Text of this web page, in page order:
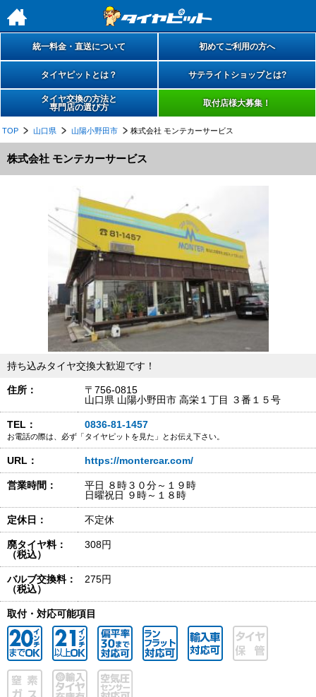
h
統一料金・直送について 初めてご利用の方へ
タイヤピットとは？ サテライトショップとは?
タイヤ交換の方法と
専門店の選び方
取付店様大募集！
TOP 山口県 山陽小野田市 株式会社 モンテカーサービス
株式会社 モンテカーサービス
持ち込みタイヤ交換大歓迎です！
住所：
〒756-0815
山口県 山陽小野田市 高栄１丁目 ３番１５号
TEL： 0836-81-1457
お電話の際は、必ず「タイヤピットを見た」とお伝え下さい。
URL： https://montercar.com/
営業時間：
平日 ８時３０分～１９時
日曜祝日 ９時～１８時
定休日： 不定休
廃タイヤ料：
（税込）
308円
バルブ交換料：
（税込）
275円
取付・対応可能項目